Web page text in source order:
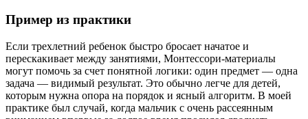
Пример из практики
Если трехлетний ребенок быстро бросает начатое и
перескакивает между занятиями, Монтессори-материалы
могут помочь за счет понятной логики: один предмет — одна
задача — видимый результат. Это обычно легче для детей,
которым нужна опора на порядок и ясный алгоритм. В моей
практике был случай, когда мальчик с очень рассеянным